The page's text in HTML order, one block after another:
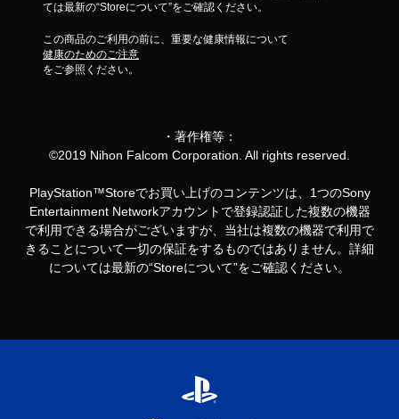
ては最新の“Storeについて”をご確認ください。
この商品のご利用の前に、重要な健康情報について
健康のためのご注意
をご参照ください。
・著作権等：
©2019 Nihon Falcom Corporation. All rights reserved.
PlayStation™Storeでお買い上げのコンテンツは、1つのSony
Entertainment Networkアカウントで登録認証した複数の機器
で利用できる場合がございますが、当社は複数の機器で利用で
きることについて一切の保証をするものではありません。詳細
については最新の“Storeについて”をご確認ください。